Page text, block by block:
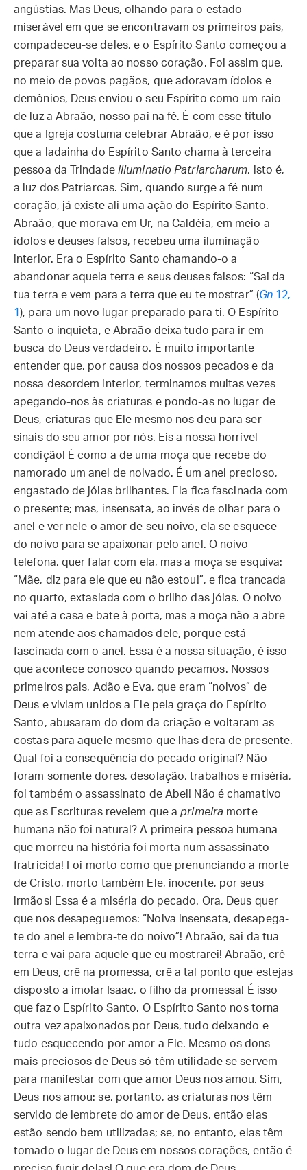
angústias. Mas Deus, olhando para o estado
miserável em que se encontravam os primeiros pais,
compadeceu-se deles, e o Espírito Santo começou a
preparar sua volta ao nosso coração. Foi assim que,
no meio de povos pagãos, que adoravam ídolos e
demônios, Deus enviou o seu Espírito como um raio
de luz a Abraão, nosso pai na fé. É com esse título
que a Igreja costuma celebrar Abraão, e é por isso
que a ladainha do Espírito Santo chama à terceira
pessoa da Trindade illuminatio Patriarcharum, isto é,
a luz dos Patriarcas. Sim, quando surge a fé num
coração, já existe ali uma ação do Espírito Santo.
Abraão, que morava em Ur, na Caldéia, em meio a
ídolos e deuses falsos, recebeu uma iluminação
interior. Era o Espírito Santo chamando-o a
abandonar aquela terra e seus deuses falsos: “Sai da
tua terra e vem para a terra que eu te mostrar” (Gn 12,
1), para um novo lugar preparado para ti. O Espírito
Santo o inquieta, e Abraão deixa tudo para ir em
busca do Deus verdadeiro. É muito importante
entender que, por causa dos nossos pecados e da
nossa desordem interior, terminamos muitas vezes
apegando-nos às criaturas e pondo-as no lugar de
Deus, criaturas que Ele mesmo nos deu para ser
sinais do seu amor por nós. Eis a nossa horrível
condição! É como a de uma moça que recebe do
namorado um anel de noivado. É um anel precioso,
engastado de jóias brilhantes. Ela fica fascinada com
o presente; mas, insensata, ao invés de olhar para o
anel e ver nele o amor de seu noivo, ela se esquece
do noivo para se apaixonar pelo anel. O noivo
telefona, quer falar com ela, mas a moça se esquiva:
“Mãe, diz para ele que eu não estou!”, e fica trancada
no quarto, extasiada com o brilho das jóias. O noivo
vai até a casa e bate à porta, mas a moça não a abre
nem atende aos chamados dele, porque está
fascinada com o anel. Essa é a nossa situação, é isso
que acontece conosco quando pecamos. Nossos
primeiros pais, Adão e Eva, que eram “noivos” de
Deus e viviam unidos a Ele pela graça do Espírito
Santo, abusaram do dom da criação e voltaram as
costas para aquele mesmo que lhas dera de presente.
Qual foi a consequência do pecado original? Não
foram somente dores, desolação, trabalhos e miséria,
foi também o assassinato de Abel! Não é chamativo
que as Escrituras revelem que aprimeira morte
humana não foi natural? A primeira pessoa humana
que morreu na história foi morta num assassinato
fratricida! Foi morto como que prenunciando a morte
de Cristo, morto também Ele, inocente, por seus
irmãos! Essa é a miséria do pecado. Ora, Deus quer
que nos desapeguemos: “Noiva insensata, desapega-
te do anel e lembra-te do noivo”! Abraão, sai da tua
terra e vai para aquele que eu mostrarei! Abraão, crê
em Deus, crê na promessa, crê a tal ponto que estejas
disposto a imolar Isaac, o filho da promessa! É isso
que faz o Espírito Santo. O Espírito Santo nos torna
outra vez apaixonados por Deus, tudo deixando e
tudo esquecendo por amor a Ele. Mesmo os dons
mais preciosos de Deus só têm utilidade se servem
para manifestar com que amor Deus nos amou. Sim,
Deus nos amou: se, portanto, as criaturas nos têm
servido de lembrete do amor de Deus, então elas
estão sendo bem utilizadas; se, no entanto, elas têm
tomado o lugar de Deus em nossos corações, então é